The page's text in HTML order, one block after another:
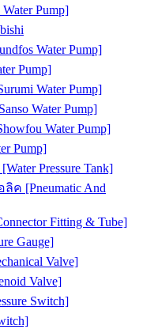
Pump]
Water Pump]
Pump]
Water Pump]
Water Pump]
Water Pump]
Pump]
Pressure Tank]
[Pneumatic And
Fitting & Tube]
Gauge]
Valve]
Valve]
Switch]